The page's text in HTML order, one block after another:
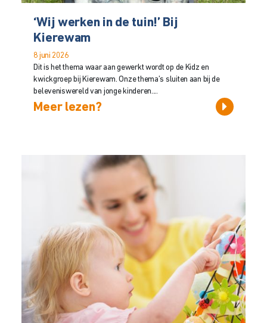
‘Wij werken in de tuin!’ Bij
Kierewam
8 juni 2026
Dit is het thema waar aan gewerkt wordt op de Kidz en
kwickgroep bij Kierewam. Onze thema’s sluiten aan bij de
beleveniswereld van jonge kinderen....
Meer lezen?